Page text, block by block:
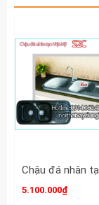
5.100.000₫